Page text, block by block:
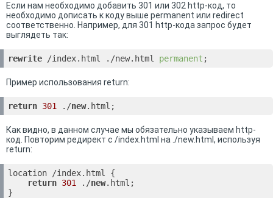
Если нам необходимо добавить 301 или 302 http-код, то
необходимо дописать к коду выше permanent или redirect
соответственно. Например, для 301 http-кода запрос будет
выглядеть так:
rewrite /index.html ./new.html permanent ;
Пример использования return:
return 301 ./new.html;
Как видно, в данном случае мы обязательно указываем http-
код. Повторим редирект с /index.html на ./new.html, используя
return:
location /index.html {
return 301 ./new.html;
}